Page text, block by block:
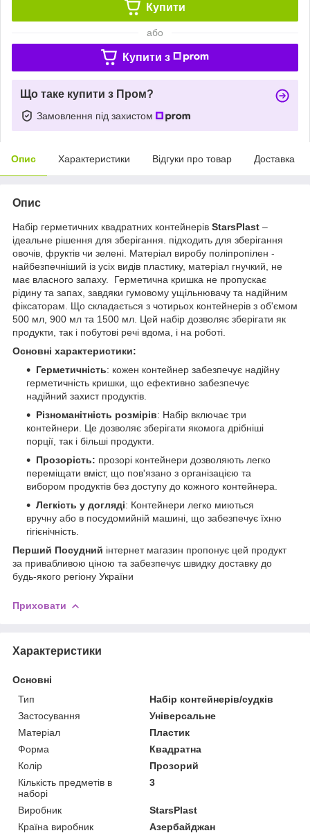
Купити
або
Купити з
Що таке купити з Пром?
Замовлення під захистом
Опис Характеристики Відгуки про товар Доставка
Опис
Набір герметичних квадратних контейнерів StarsPlast –
ідеальне рішення для зберігання. підходить для зберігання
овочів, фруктів чи зелені. Матеріал виробу поліпропілен -
найбезпечніший із усіх видів пластику, матеріал гнучкий, не
має власного запаху. Герметична кришка не пропускає
рідину та запах, завдяки гумовому ущільнювачу та надійним
фіксаторам. Що складається з чотирьох контейнерів з об'ємом
500 мл, 900 мл та 1500 мл. Цей набір дозволяє зберігати як
продукти, так і побутові речі вдома, і на роботі.
Основні характеристики:
Герметичність: кожен контейнер забезпечує надійну
герметичність кришки, що ефективно забезпечує
надійний захист продуктів.
Різноманітність розмірів: Набір включає три
контейнери. Це дозволяє зберігати якомога дрібніші
порції, так і більші продукти.
Прозорість: прозорі контейнери дозволяють легко
переміщати вміст, що пов'язано з організацією та
вибором продуктів без доступу до кожного контейнера.
Легкість у догляді: Контейнери легко миються
вручну або в посудомийній машині, що забезпечує їхню
гігієнічність.
Перший Посудний інтернет магазин пропонує цей продукт
за привабливою ціною та забезпечує швидку доставку до
будь-якого регіону України
Приховати
Характеристики
Основні
Тип
Набір контейнерів/судків
Застосування
Універсальне
Матеріал
Пластик
Форма
Квадратна
Колір
Прозорий
Кількість предметів в
наборі
3
Виробник
StarsPlast
Країна виробник
Азербайджан